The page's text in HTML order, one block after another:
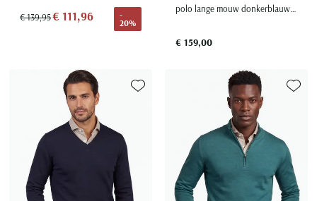
€ 139,95€ 111,96
-
20%
polo lange mouw donkerblauw merinowol
€ 159,00
Toevoegen aan favorieten